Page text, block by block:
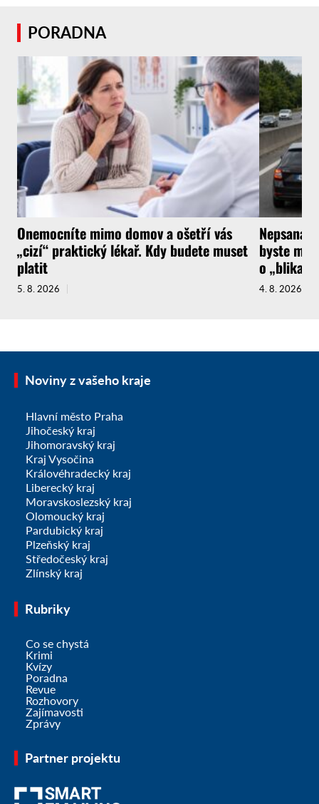
PORADNA
Onemocníte mimo domov a ošetří vás
„cizí“ praktický lékař. Kdy budete muset
platit
5. 8. 2026
Nepsaná
byste
o
4. 8. 2026
Noviny z vašeho kraje
Hlavní město Praha
Jihočeský kraj
Jihomoravský kraj
Kraj Vysočina
Královéhradecký kraj
Liberecký kraj
Moravskoslezský kraj
Olomoucký kraj
Pardubický kraj
Plzeňský kraj
Středočeský kraj
Zlínský kraj
Rubriky
Co se chystá
Krimi
Kvízy
Poradna
Revue
Rozhovory
Zajímavosti
Zprávy
Partner projektu